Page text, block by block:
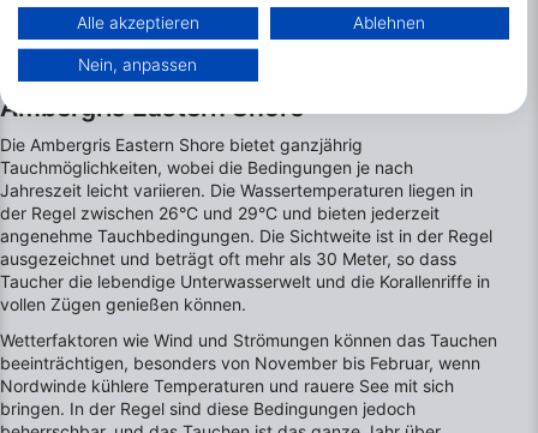
Die besten Monate zum Tauchen in
Ambergris Eastern Shore
Die Ambergris Eastern Shore bietet ganzjährig
Tauchmöglichkeiten, wobei die Bedingungen je nach
Jahreszeit leicht variieren. Die Wassertemperaturen liegen in
der Regel zwischen 26°C und 29°C und bieten jederzeit
angenehme Tauchbedingungen. Die Sichtweite ist in der Regel
ausgezeichnet und beträgt oft mehr als 30 Meter, so dass
Taucher die lebendige Unterwasserwelt und die Korallenriffe in
vollen Zügen genießen können.
Wetterfaktoren wie Wind und Strömungen können das Tauchen
beeinträchtigen, besonders von November bis Februar, wenn
Nordwinde kühlere Temperaturen und rauere See mit sich
bringen. In der Regel sind diese Bedingungen jedoch
personalisierter Inhalte. Messung der Werbeleistung. Messung der
Performance von Inhalten. Analyse von Zielgruppen durch Statistiken
oder Kombinationen von Daten aus verschiedenen Quellen. Entwicklung
und Verbesserung der Angebote. Verwendung reduzierter Daten zur
Auswahl von Inhalten.
Weitere Infos zur Datennutzung durch Google findest du hier:
https://business.safety.google/privacy/
Daten können außerhalb der Europäischen Union weitergegeben und in
die USA gesendet werden.
Ihre Einwilligung und die cookie Richtlinie gelten ausschließlich für diese
Website/App.
Partnerliste anzeigen (1 IAB-Anbieter)
Wir nutzen Ihre Daten für folgende Zwecke:
IAB-Verarbeitungszwecke:
Speichern von oder Zugriff auf
Informationen auf einem Endgerät
Verwendung reduzierter Daten zur Auswahl
Alle akzeptieren Ablehnen
Nein, anpassen